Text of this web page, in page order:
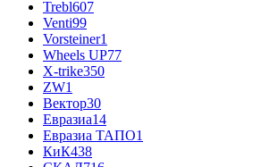
Trebl607
Venti99
Vorsteiner1
Wheels UP77
X-trike350
ZW1
Вектор30
Евразиа14
Евразиа ТАПО1
КиК438